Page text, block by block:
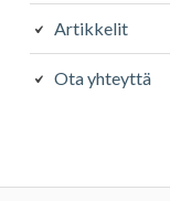
Artikkelit
Ota yhteyttä